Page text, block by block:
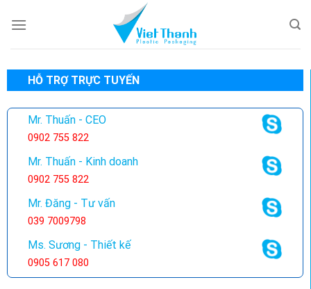
HỖ TRỢ TRỰC TUYẾN
Mr. Thuấn - CEO
0902 755 822
Mr. Thuấn - Kinh doanh
0902 755 822
Mr. Đăng - Tư vấn
039 7009798
Ms. Sương - Thiết kế
0905 617 080